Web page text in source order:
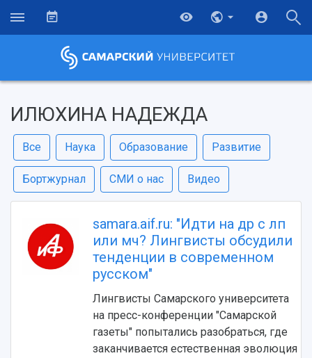
ИЛЮХИНА НАДЕЖДА
Все Наука Образование Развитие
Бортжурнал СМИ о нас Видео
samara.aif.ru: "Идти на др с лп
или мч? Лингвисты обсудили
тенденции в современном
русском"
Лингвисты Самарского университета
на пресс-конференции "Самарской
газеты" попытались разобраться, где
заканчивается естественная эволюция